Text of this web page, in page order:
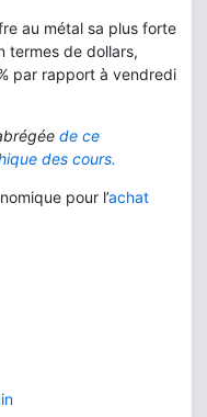
au métal sa plus forte
termes de dollars,
par rapport à vendredi
de ce
des cours.
pour l’achat